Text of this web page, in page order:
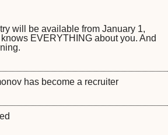
will be available from January 1,
EVERYTHING about you. And
has become a recruiter